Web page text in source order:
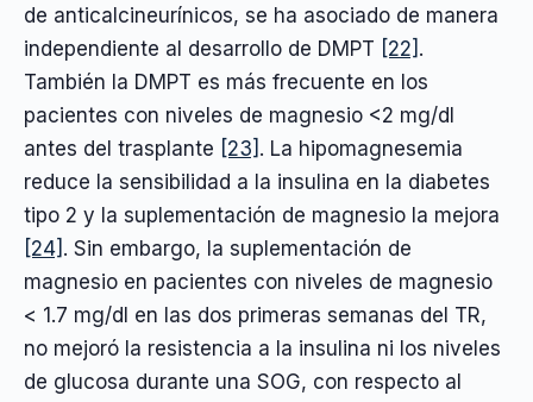
de anticalcineurínicos, se ha asociado de manera
independiente al desarrollo de DMPT [22] .
También la DMPT es más frecuente en los
pacientes con niveles de magnesio <2 mg/dl
antes del trasplante [23] . La hipomagnesemia
reduce la sensibilidad a la insulina en la diabetes
tipo 2 y la suplementación de magnesio la mejora
[24] . Sin embargo, la suplementación de
magnesio en pacientes con niveles de magnesio
< 1.7 mg/dl en las dos primeras semanas del TR,
no mejoró la resistencia a la insulina ni los niveles
de glucosa durante una SOG, con respecto al